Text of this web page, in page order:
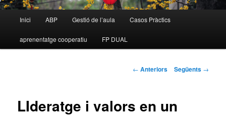
principal
Aneu
al
Inici ABP Gestió de l’aula Casos Pràctics
aprenentatge cooperatiu FP DUAL
Navegació
← Anteriors Següents →
LIderatge i valors en un